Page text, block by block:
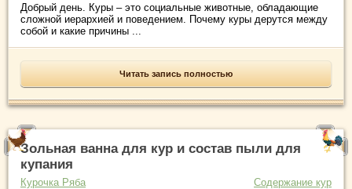
Добрый день. Куры – это социальные животные, обладающие
сложной иерархией и поведением. Почему куры дерутся между
собой и какие причины ...
Читать запись полностью
Зольная ванна для кур и состав пыли для
купания
Курочка Ряба Содержание кур